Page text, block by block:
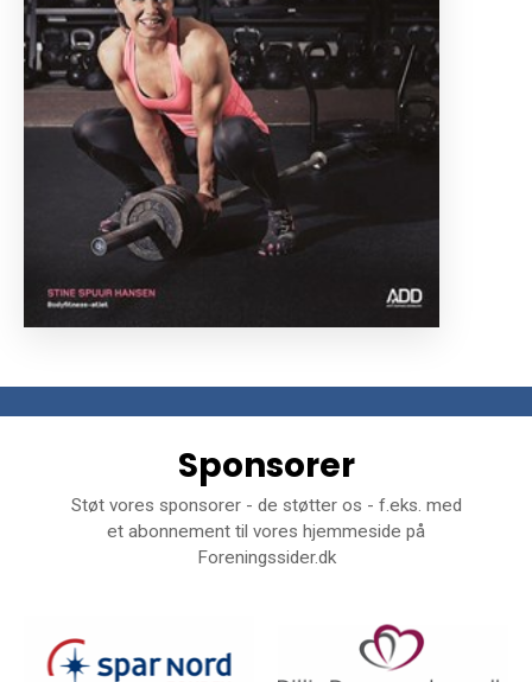
Sponsorer
Støt vores sponsorer - de støtter os - f.eks. med
et abonnement til vores hjemmeside på
Foreningssider.dk